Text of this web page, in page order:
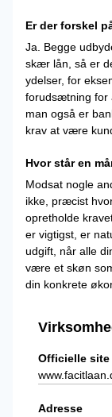
Er der forskel
Ja. Begge
skær lån, så er
ydelser, for
forudsætning for
man også er
krav at være
Hvor står en
Modsat nogle
ikke, præcist
opretholde
er vigtigst, er
udgift, når alle
være et skøn
din konkrete
Officielle site
Adresse